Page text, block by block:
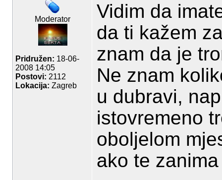
Moderator
Pridružen: 18-06-
2008 14:05
Postovi: 2112
Lokacija: Zagreb
Vidim da
da ti kažem
znam da je
Ne znam
u dubravi,
istovremeno
oboljelom
ako te zanima